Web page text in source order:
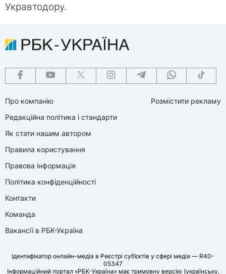
Укравтодору.
Про компанію
Редакційна політика і стандарти
Як стати нашим автором
Правила користування
Правова інформація
Політика конфіденційності
Контакти
Команда
Вакансії в РБК-Україна
Розмістити рекламу
Ідентифікатор онлайн-медіа в Реєстрі суб’єктів у сфері медіа — R40-
05347
Інформаційний портал «РБК-Україна» має тримовну версію (українську,